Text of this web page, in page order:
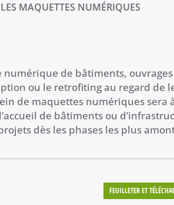
MAQUETTES NUMÉRIQUES
de bâtiments,
ou le retrofiting au regard de
de maquettes numériques
de bâtiments ou
dès les phases les plus
FEUILLETER ET